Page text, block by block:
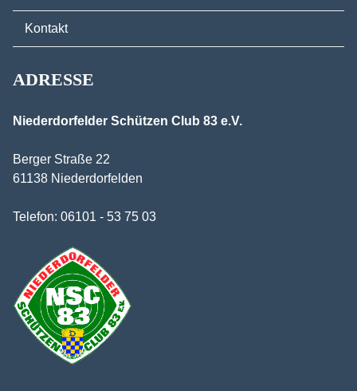
Kontakt
ADRESSE
Niederdorfelder Schützen Club 83 e.V.
Berger Straße 22
61138 Niederdorfelden
Telefon: 06101 - 53 75 03